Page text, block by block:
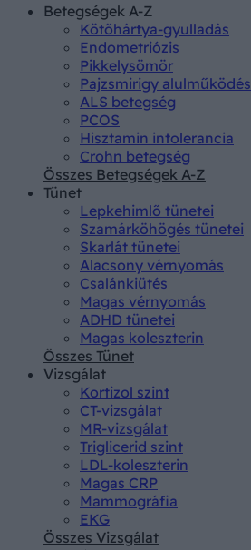
Betegségek A-Z
Kötőhártya-gyulladás
Endometriózis
Pikkelysömör
Pajzsmirigy alulműködés
ALS betegség
PCOS
Hisztamin intolerancia
Crohn betegség
Összes Betegségek A-Z
Tünet
Lepkehimlő tünetei
Szamárköhögés tünetei
Skarlát tünetei
Alacsony vérnyomás
Csalánkiütés
Magas vérnyomás
ADHD tünetei
Magas koleszterin
Összes Tünet
Vizsgálat
Kortizol szint
CT-vizsgálat
MR-vizsgálat
Triglicerid szint
LDL-koleszterin
Magas CRP
Mammográfia
EKG
Összes Vizsgálat